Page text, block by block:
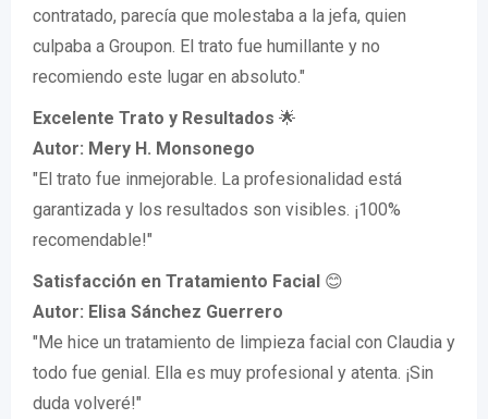
contratado, parecía que molestaba a la jefa, quien
culpaba a Groupon. El trato fue humillante y no
recomiendo este lugar en absoluto."
Excelente Trato y Resultados 🌟
Autor: Mery H. Monsonego
"El trato fue inmejorable. La profesionalidad está
garantizada y los resultados son visibles. ¡100%
recomendable!"
Satisfacción en Tratamiento Facial 😊
Autor: Elisa Sánchez Guerrero
"Me hice un tratamiento de limpieza facial con Claudia y
todo fue genial. Ella es muy profesional y atenta. ¡Sin
duda volveré!"